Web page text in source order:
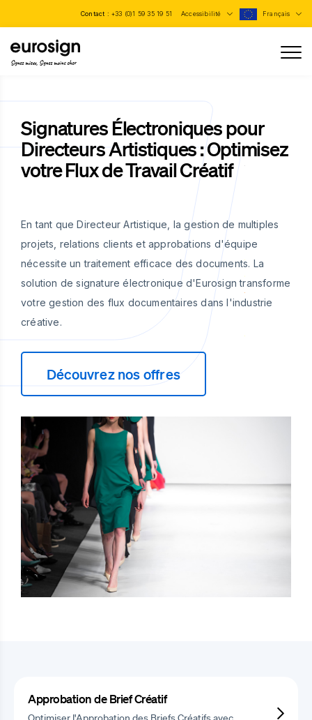
Contact : +33 (0)1 59 35 19 51 Accessibilité Français
Signez mieux, Signez moins cher
Signatures Électroniques pour
Directeurs Artistiques : Optimisez
votre Flux de Travail Créatif
En tant que Directeur Artistique, la gestion de multiples
projets, relations clients et approbations d'équipe
nécessite un traitement efficace des documents. La
solution de signature électronique d'Eurosign transforme
votre gestion des flux documentaires dans l'industrie
créative.
Découvrez nos offres
Approbation de Brief Créatif